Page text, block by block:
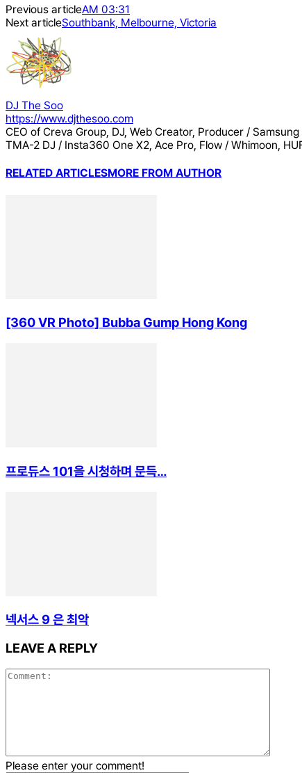
Previous articleAM 03:31
Next articleSouthbank, Melbourne, Victoria
DJ The Soo
https://www.djthesoo.com
CEO of Creva Group, DJ, Web Creator, Producer /
TMA-2 DJ / Insta360 One X2, Ace Pro, Flow / Whimoon,
RELATED ARTICLESMORE FROM AUTHOR
[360 VR Photo] Bubba Gump Hong Kong
프로듀스 101을 시청하며 문득…
넥서스 9 은 최악
LEAVE A REPLY
Please enter your comment!